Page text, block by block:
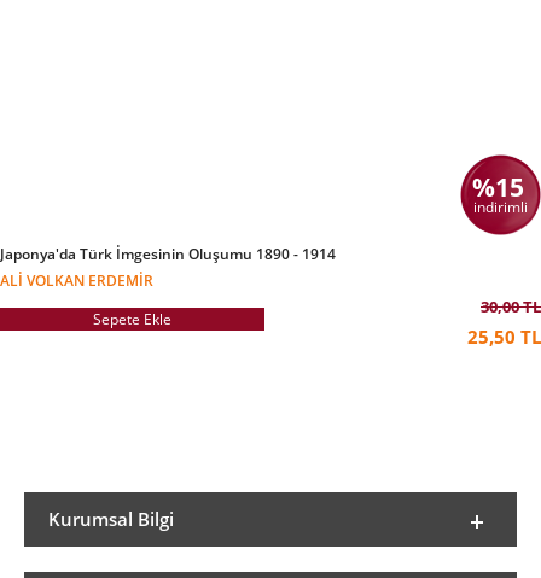
%15
indirimli
Japonya'da Türk İmgesinin Oluşumu 1890 - 1914
ALI VOLKAN ERDEMIR
Sepete Ekle
30,00 TL
25,50 TL
Kurumsal Bilgi